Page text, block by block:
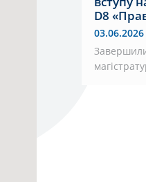
D8
03.06.2026